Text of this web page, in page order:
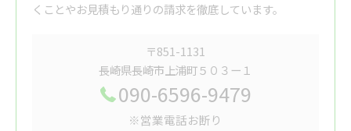
くことやお見積もり通りの請求を徹底しています。
〒851-1131
長崎県長崎市上浦町５０３ー１
090-6596-9479
※営業電話お断り